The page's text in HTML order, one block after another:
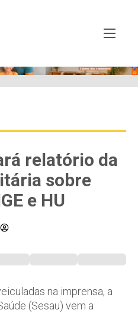
relatório da
sobre
e HU
na imprensa, a
(Sesau) vem a